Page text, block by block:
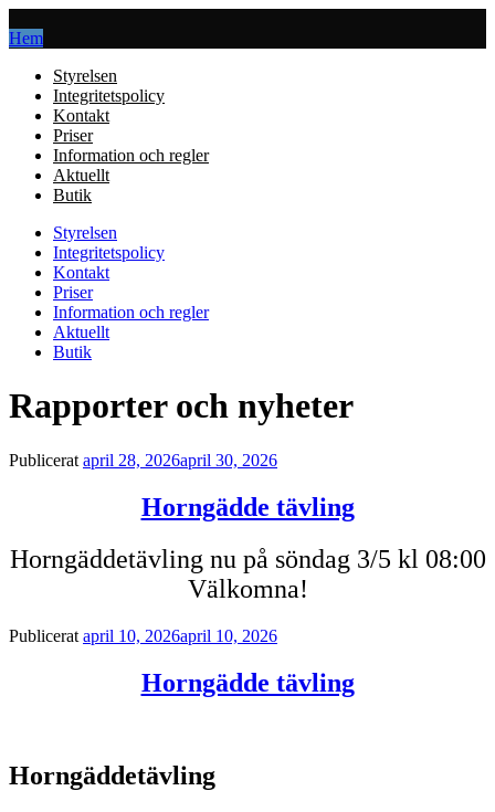
Hem
Styrelsen
Integritetspolicy
Kontakt
Priser
Information och regler
Aktuellt
Butik
Styrelsen
Integritetspolicy
Kontakt
Priser
Information och regler
Aktuellt
Butik
Rapporter och nyheter
Publicerat april 28, 2026april 30, 2026
Horngädde tävling
Horngäddetävling nu på söndag 3/5 kl 08:00
Välkomna!
Publicerat april 10, 2026april 10, 2026
Horngädde tävling
Horngäddetävling